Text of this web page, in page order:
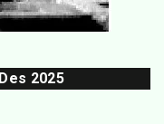
2025